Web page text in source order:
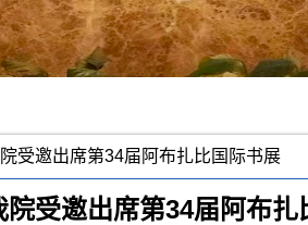
受邀出席第34届阿布扎比国际书展
院受邀出席第34届阿布扎